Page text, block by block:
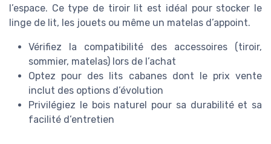
l’espace. Ce type de tiroir lit est idéal pour stocker le
linge de lit, les jouets ou même un matelas d’appoint.
Vérifiez la compatibilité des accessoires (tiroir,
sommier, matelas) lors de l’achat
Optez pour des lits cabanes dont le prix vente
inclut des options d’évolution
Privilégiez le bois naturel pour sa durabilité et sa
facilité d’entretien